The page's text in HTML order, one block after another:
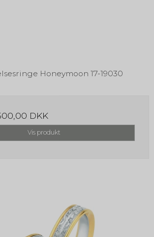
Honeymoon 17-19030
DKK
Vis produkt